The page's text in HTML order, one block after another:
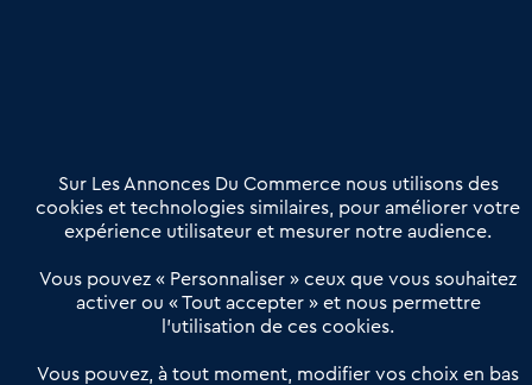
Offres Pro
Actualités
Qui sommes nous ?
Derniers articles
Réseau 3C : un partenaire national dédié aux transactions
Petitscommerces : Un partenariat au service du commerce de
Sur Les Annonces Du Commerce nous utilisons des
cookies et technologies similaires, pour améliorer votre
expérience utilisateur et mesurer notre audience.
Vous pouvez « Personnaliser » ceux que vous souhaitez
activer ou « Tout accepter » et nous permettre
l’utilisation de ces cookies.
Vous pouvez, à tout moment, modifier vos choix en bas